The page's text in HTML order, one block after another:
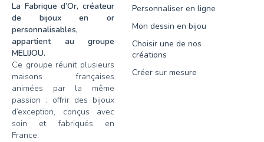
La Fabrique d’Or, créateur
de bijoux en or
personnalisables,
appartient au groupe
MELIJOU.
Ce groupe réunit plusieurs
maisons françaises
animées par la même
passion : offrir des bijoux
d’exception, conçus avec
soin et fabriqués en
France.
Personnaliser en ligne
Mon dessin en bijou
Choisir une de nos
créations
Créer sur mesure